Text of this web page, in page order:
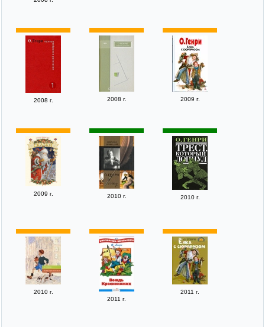
2008 г. 2008 г. 2009 г.
2009 г. 2010 г. 2010 г.
2010 г.
2011 г.
2011 г.